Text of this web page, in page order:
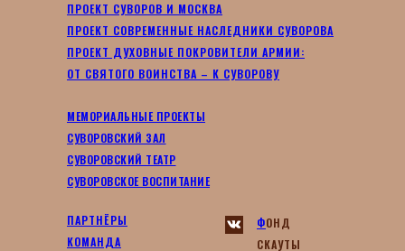
ФОНД
СКАУТЫ
ПАРТНЁРЫ
КОМАНДА
МЕМОРИАЛЬНЫЕ ПРОЕКТЫ
СУВОРОВСКИЙ ЗАЛ
СУВОРОВСКИЙ ТЕАТР
СУВОРОВСКОЕ ВОСПИТАНИЕ
ПРОЕКТ СУВОРОВ И МОСКВА
ПРОЕКТ СОВРЕМЕННЫЕ НАСЛЕДНИКИ СУВОРОВА
ПРОЕКТ ДУХОВНЫЕ ПОКРОВИТЕЛИ АРМИИ:
ОТ СВЯТОГО ВОИНСТВА – К СУВОРОВУ